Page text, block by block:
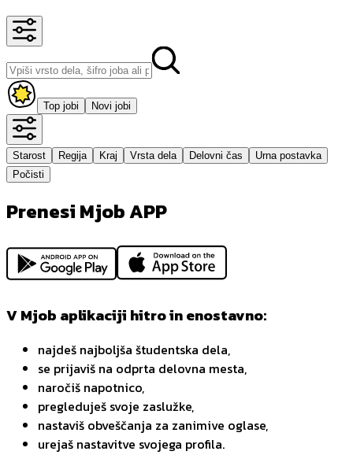
Top jobi Novi jobi
Starost Regija Kraj Vrsta dela Delovni čas
Urna postavka
Počisti
Prenesi Mjob APP
V Mjob aplikaciji hitro in enostavno:
najdeš najboljša študentska dela,
se prijaviš na odprta delovna mesta,
naročiš napotnico,
pregleduješ svoje zaslužke,
nastaviš obveščanja za zanimive oglase,
urejaš nastavitve svojega profila.